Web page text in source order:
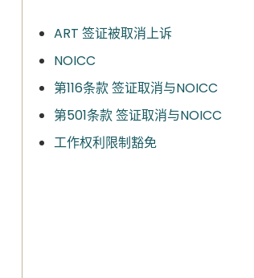
ART 签证被取消上诉
NOICC
第116条款 签证取消与NOICC
第501条款 签证取消与NOICC
工作权利限制豁免